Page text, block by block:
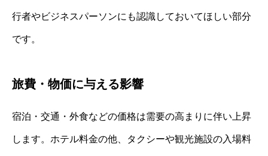
行者やビジネスパーソンにも認識しておいてほしい部分
です。
旅費・物価に与える影響
宿泊・交通・外食などの価格は需要の高まりに伴い上昇
します。ホテル料金の他、タクシーや観光施設の入場料